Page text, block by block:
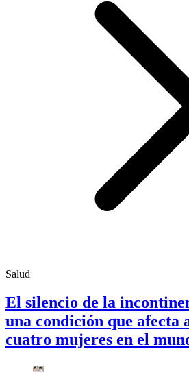
Salud
El silencio de la
una condición que afecta
cuatro mujeres en el